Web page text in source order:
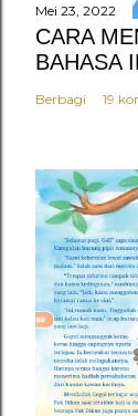
Mei 23, 2022
CARA
BAHASA
Berbagi 19